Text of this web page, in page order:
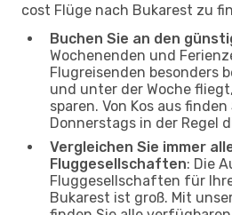
cost Flüge nach Bukarest zu
Buchen Sie an den
Wochenenden und
Flugreisenden besonders
und unter der Woche
sparen. Von Kos aus
Donnerstags in der Regel
Vergleichen Sie immer
Fluggesellschaften: Die
Fluggesellschaften für
Bukarest ist groß. Mit